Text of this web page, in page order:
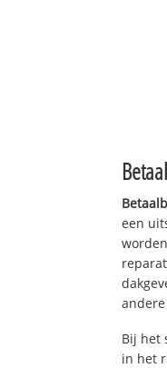
een
Bij het
in het